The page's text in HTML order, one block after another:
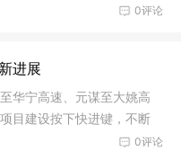
0评论
进展
华宁高速、元谋至大姚高
目建设按下快进键，不断
0评论